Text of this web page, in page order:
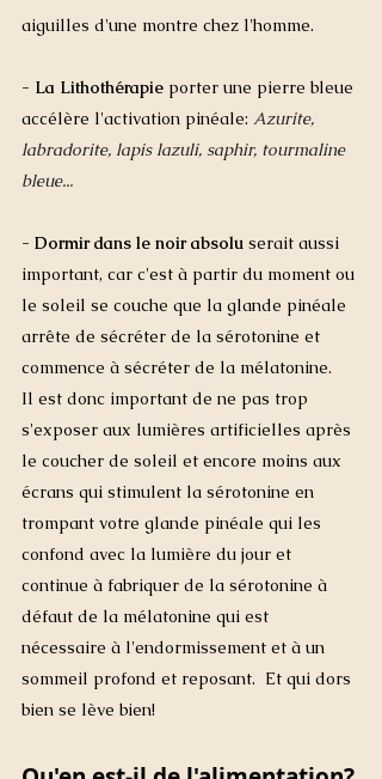
aiguilles d'une montre chez l'homme.
- La Lithothérapie porter une pierre bleue
accélère l'activation pinéale: Azurite,
labradorite, lapis lazuli, saphir, tourmaline
bleue...
- Dormir dans le noir absolu serait aussi
important, car c'est à partir du moment ou
le soleil se couche que la glande pinéale
arrête de sécréter de la sérotonine et
commence à sécréter de la mélatonine.
Il est donc important de ne pas trop
s'exposer aux lumières artificielles après
le coucher de soleil et encore moins aux
écrans qui stimulent la sérotonine en
trompant votre glande pinéale qui les
confond avec la lumière du jour et
continue à fabriquer de la sérotonine à
défaut de la mélatonine qui est
nécessaire à l'endormissement et à un
sommeil profond et reposant.  Et qui dors
bien se lève bien!